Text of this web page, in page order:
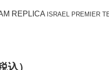
REPLICA ISRAEL PREMIER
込）